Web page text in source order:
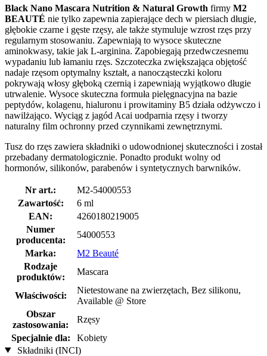
Black Nano Mascara Nutrition & Natural Growth firmy M2
BEAUTÉ nie tylko zapewnia zapierające dech w piersiach długie,
głębokie czarne i gęste rzęsy, ale także stymuluje wzrost rzęs przy
regularnym stosowaniu. Zapewniają to wysoce skuteczne
aminokwasy, takie jak L-arginina. Zapobiegają przedwczesnemu
wypadaniu lub łamaniu rzęs. Szczoteczka zwiększająca objętość
nadaje rzęsom optymalny kształt, a nanocząsteczki koloru
pokrywają włosy głęboką czernią i zapewniają wyjątkowo długie
utrwalenie. Wysoce skuteczna formuła pielęgnacyjna na bazie
peptydów, kolagenu, hialuronu i prowitaminy B5 działa odżywczo i
nawilżająco. Wyciąg z jagód Acai uodparnia rzęsy i tworzy
naturalny film ochronny przed czynnikami zewnętrznymi.
Tusz do rzęs zawiera składniki o udowodnionej skuteczności i został
przebadany dermatologicznie. Ponadto produkt wolny od
hormonów, silikonów, parabenów i syntetycznych barwników.
Nr art.:
M2-54000553
Zawartość:
6 ml
EAN:
4260180219005
Numer
producenta:
54000553
Marka:
M2 Beauté
Rodzaje
produktów:
Mascara
Właściwości:
Nietestowane na zwierzętach, Bez silikonu,
Available @ Store
Obszar
zastosowania:
Rzęsy
Specjalnie dla:
Kobiety
Składniki (INCI)